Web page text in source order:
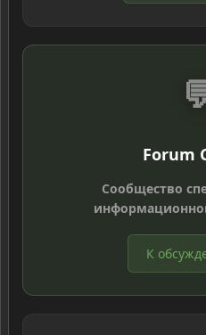
Forum
Сообщество
К